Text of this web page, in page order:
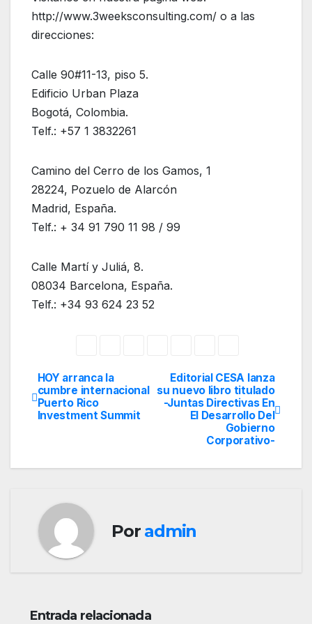
http://www.3weeksconsulting.com/ o a las
direcciones:
Calle 90#11-13, piso 5.
Edificio Urban Plaza
Bogotá, Colombia.
Telf.: +57 1 3832261
Camino del Cerro de los Gamos, 1
28224, Pozuelo de Alarcón
Madrid, España.
Telf.: + 34 91 790 11 98 / 99
Calle Martí y Juliá, 8.
08034 Barcelona, España.
Telf.: +34 93 624 23 52
Navegación
de
Editorial CESA lanza
su nuevo libro titulado
-Juntas Directivas En
El Desarrollo Del
Gobierno
Corporativo-
HOY arranca la
cumbre internacional
Puerto Rico
Investment Summit
Por admin
Entrada relacionada